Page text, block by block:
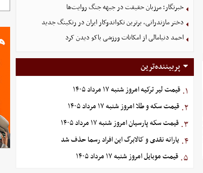
خبرنگار؛ مرزبان حقیقت در جبهه جنگ روایت‌ها
دختر مازندرانی، برترین تکواندوکار ایران در رنکینگ جدید
احمد دنیامالی از امکانات ورزشی باکو دیدن کرد
پربیننده‌ترین
۱. قیمت لیر ترکیه امروز شنبه ۱۷ مرداد ۱۴۰۵
۲. قیمت سکه و طلا امروز شنبه ۱۷ مرداد ۱۴۰۵
۳. قیمت سکه پارسیان امروز شنبه ۱۷ مرداد ۱۴۰۵
۴. یارانه نقدی و کالابرگ این افراد رسما حذف شد
۵. قیمت موبایل‌ امروز شنبه ۱۷ مرداد ۱۴۰۵